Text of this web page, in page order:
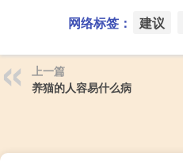
网络标签： 建议
上一篇
养猫的人容易什么病